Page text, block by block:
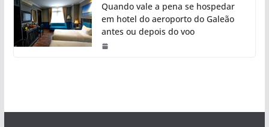
Quando vale a pena se hospedar
em hotel do aeroporto do Galeão
antes ou depois do voo